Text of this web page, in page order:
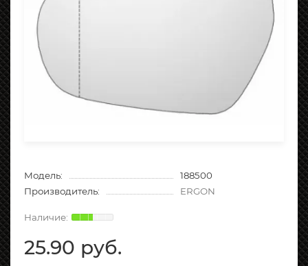
Модель:
188500
Производитель:
ERGON
25.90 руб.